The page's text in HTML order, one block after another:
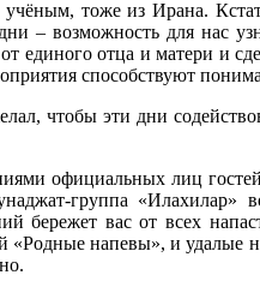
тоже из Ирана.
– возможность для нас
единого отца и матери и
способствуют
чтобы эти дни
официальных лиц
группа
бережет вас от всех
«Родные напевы», и удалые